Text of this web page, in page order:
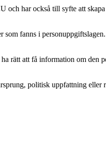
och har också till syfte att
fanns i
rätt att få information om den
politisk uppfattning